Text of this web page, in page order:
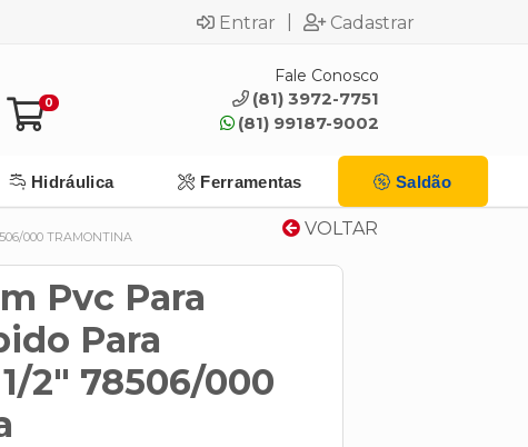
Entrar Cadastrar
0
Fale Conosco
(81) 3972-7751
(81) 99187-9002
Hidráulica Ferramentas Saldão
VOLTAR
000 TRAMONTINA
Pvc Para
Para
2" 78506/000